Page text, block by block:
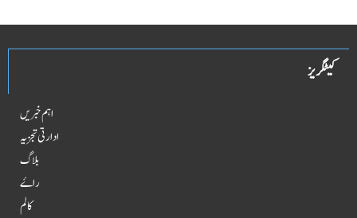
کیٹگریز
اہم خبریں
ادارتی تجزیہ
بلاگ
راۓ
کالم